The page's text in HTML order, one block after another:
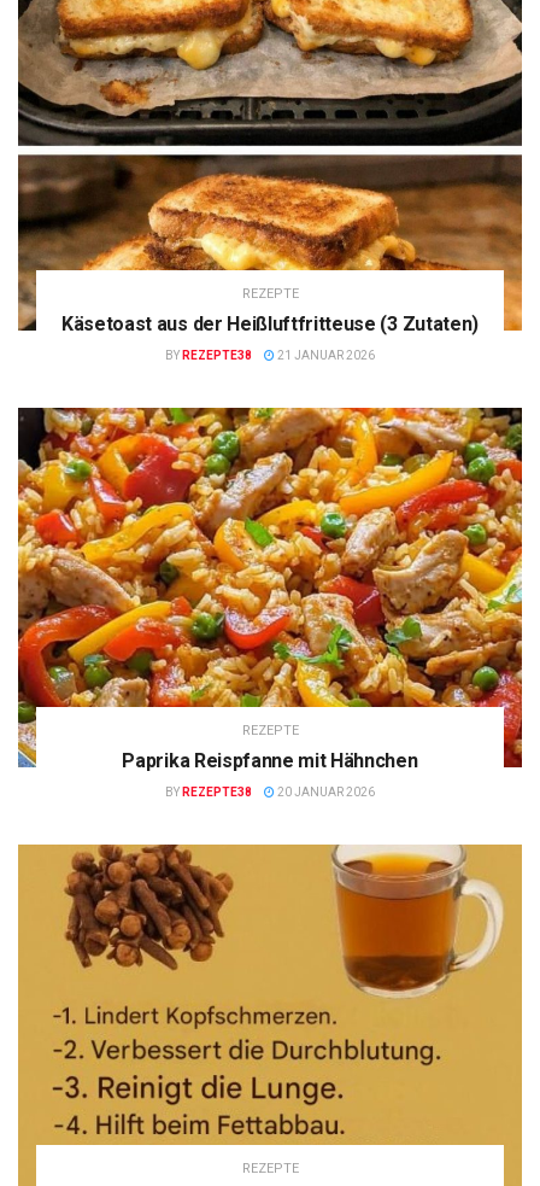
REZEPTE
Käsetoast aus der Heißluftfritteuse (3 Zutaten)
BY REZEPTE38 21 JANUAR 2026
REZEPTE
Paprika Reispfanne mit Hähnchen
BY REZEPTE38 20 JANUAR 2026
REZEPTE